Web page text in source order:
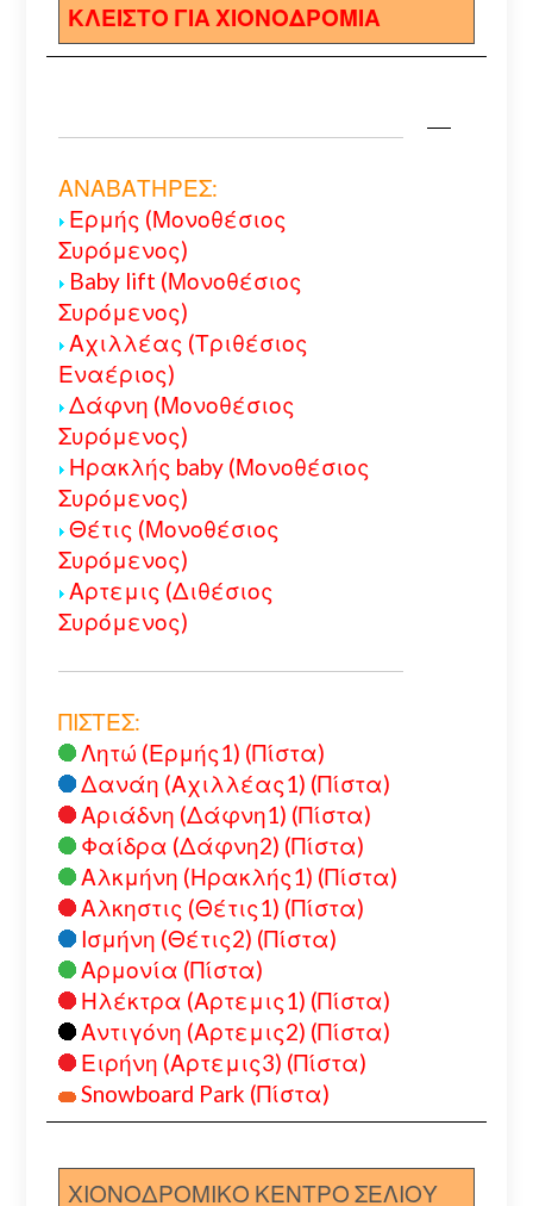
ΚΛΕΙΣΤΟ ΓΙΑ ΧΙΟΝΟΔΡΟΜΙΑ
ΑΝΑΒΑΤΗΡΕΣ:
Ερμής (Μονοθέσιος
Συρόμενος)
Baby lift (Μονοθέσιος
Συρόμενος)
Αχιλλέας (Τριθέσιος
Εναέριος)
Δάφνη (Μονοθέσιος
Συρόμενος)
Ηρακλής baby (Μονοθέσιος
Συρόμενος)
Θέτις (Μονοθέσιος
Συρόμενος)
Αρτεμις (Διθέσιος
Συρόμενος)
ΠΙΣΤΕΣ:
Λητώ (Ερμής1) (Πίστα)
Δανάη (Αχιλλέας1) (Πίστα)
Αριάδνη (Δάφνη1) (Πίστα)
Φαίδρα (Δάφνη2) (Πίστα)
Αλκμήνη (Ηρακλής1) (Πίστα)
Αλκηστις (Θέτις1) (Πίστα)
Ισμήνη (Θέτις2) (Πίστα)
Αρμονία (Πίστα)
Ηλέκτρα (Αρτεμις1) (Πίστα)
Αντιγόνη (Αρτεμις2) (Πίστα)
Ειρήνη (Αρτεμις3) (Πίστα)
Snowboard Park (Πίστα)
ΧΙΟΝΟΔΡΟΜΙΚΟ ΚΕΝΤΡΟ ΣΕΛΙΟΥ